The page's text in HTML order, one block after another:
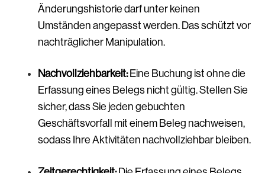
Änderungshistorie darf unter keinen
Umständen angepasst werden. Das schützt vor
nachträglicher Manipulation.
Nachvollziehbarkeit: Eine Buchung ist ohne die
Erfassung eines Belegs nicht gültig. Stellen Sie
sicher, dass Sie jeden gebuchten
Geschäftsvorfall mit einem Beleg nachweisen,
sodass Ihre Aktivitäten nachvollziehbar bleiben.